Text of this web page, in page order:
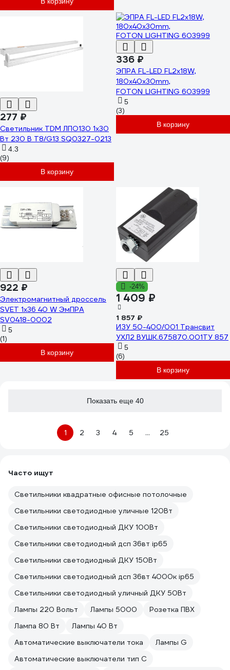
277 ₽
Светильник TDM ЛПО130 1х30
Вт 230 В T8/G13 SQ0327-0213
4.3
(9)
В корзину
336 ₽
ЭПРА FL-LED FL2x18W,
180x40x30mm,
FOTON_LIGHTING 603999
5
(3)
В корзину
922 ₽
Электромагнитный дроссель
SVET 1x36 40 W ЭмПРА
SV0418-0002
5
(1)
В корзину
-24%
1 409 ₽
1 857 ₽
ИЗУ 50-400/001 Трансвит
УХЛ2 ВУШК.675870.001ТУ 857
5
(6)
В корзину
Показать еще 40
1 2 3 4 5 ... 25
Часто ищут
Светильники квадратные офисные потолочные
Светильники светодиодные уличные 120Вт
Светильники светодиодный ДКУ 100Вт
Светильники светодиодный дсп 36вт ip65
Светильники светодиодный ДКУ 150Вт
Светильники светодиодный дсп 36вт 4000к ip65
Светильники светодиодный уличный ДКУ 50Вт
Лампы 220 Вольт
Лампы 5000
Розетка ПВХ
Лампа 80 Вт
Лампы 40 Вт
Автоматические выключатели тока
Лампы G
Автоматические выключатели тип C